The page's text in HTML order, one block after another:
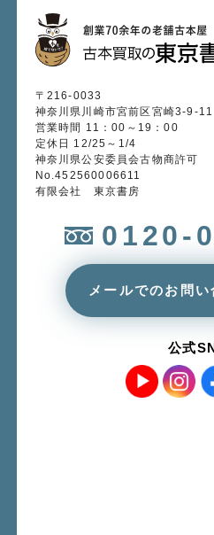
〒216-0033
神奈川県川崎市宮前区宮崎3-9-11
営業時間 11：00～19：00
定休日 12/25～1/4
神奈川県公安委員会古物商許可
No.452560006611
有限会社 東京書房
0120-
メールでのお問い
公式